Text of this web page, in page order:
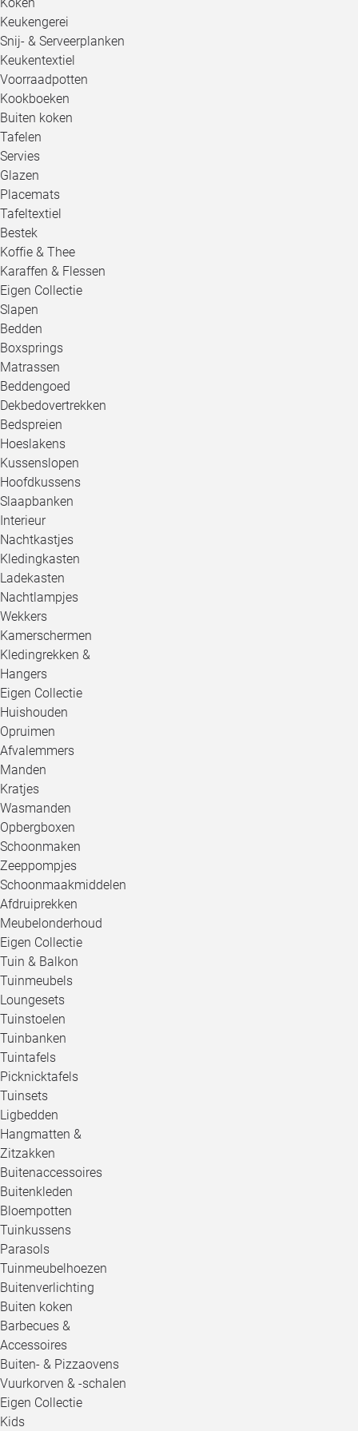
Keukengerei
Snij- & Serveerplanken
Keukentextiel
Voorraadpotten
Kookboeken
Buiten koken
Tafelen
Servies
Glazen
Placemats
Tafeltextiel
Bestek
Koffie & Thee
Karaffen & Flessen
Eigen Collectie
Slapen
Bedden
Boxsprings
Matrassen
Beddengoed
Dekbedovertrekken
Bedspreien
Hoeslakens
Kussenslopen
Hoofdkussens
Slaapbanken
Interieur
Nachtkastjes
Kledingkasten
Ladekasten
Nachtlampjes
Wekkers
Kamerschermen
Kledingrekken &
Hangers
Eigen Collectie
Huishouden
Opruimen
Afvalemmers
Manden
Kratjes
Wasmanden
Opbergboxen
Schoonmaken
Zeeppompjes
Schoonmaakmiddelen
Afdruiprekken
Meubelonderhoud
Eigen Collectie
Tuin & Balkon
Tuinmeubels
Loungesets
Tuinstoelen
Tuinbanken
Tuintafels
Picknicktafels
Tuinsets
Ligbedden
Hangmatten &
Zitzakken
Buitenaccessoires
Buitenkleden
Bloempotten
Tuinkussens
Parasols
Tuinmeubelhoezen
Buitenverlichting
Buiten koken
Barbecues &
Accessoires
Buiten- & Pizzaovens
Vuurkorven & -schalen
Eigen Collectie
Kids